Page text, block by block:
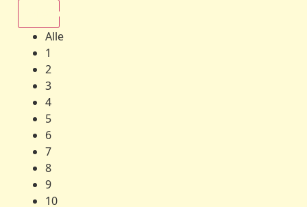
Alle
1
2
3
4
5
6
7
8
9
10